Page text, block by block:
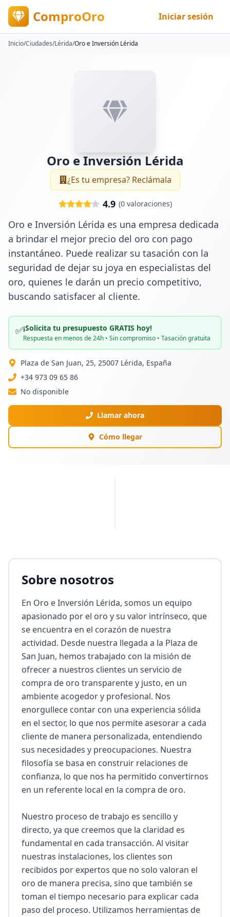
ComproOro Iniciar sesión
Inicio/Ciudades/Lérida/Oro e Inversión Lérida
Oro e Inversión Lérida
¿Es tu empresa? Reclámala
4.9 (0valoraciones)
Oro e Inversión Lérida es una empresa dedicada
a brindar el mejor precio del oro con pago
instantáneo. Puede realizar su tasación con la
seguridad de dejar su joya en especialistas del
oro, quienes le darán un precio competitivo,
buscando satisfacer al cliente.
✅¡Solicita tu presupuesto GRATIS hoy!
Respuesta en menos de 24h • Sin compromiso • Tasación gratuita
Plaza de San Juan, 25, 25007 Lérida, España
+34 973 09 65 86
No disponible
Llamar ahora
Cómo llegar
Sobre nosotros
En Oro e Inversión Lérida, somos un equipo
apasionado por el oro y su valor intrínseco, que
se encuentra en el corazón de nuestra
actividad. Desde nuestra llegada a la Plaza de
San Juan, hemos trabajado con la misión de
ofrecer a nuestros clientes un servicio de
compra de oro transparente y justo, en un
ambiente acogedor y profesional. Nos
enorgullece contar con una experiencia sólida
en el sector, lo que nos permite asesorar a cada
cliente de manera personalizada, entendiendo
sus necesidades y preocupaciones. Nuestra
filosofía se basa en construir relaciones de
confianza, lo que nos ha permitido convertirnos
en un referente local en la compra de oro.
Nuestro proceso de trabajo es sencillo y
directo, ya que creemos que la claridad es
fundamental en cada transacción. Al visitar
nuestras instalaciones, los clientes son
recibidos por expertos que no solo valoran el
oro de manera precisa, sino que también se
toman el tiempo necesario para explicar cada
paso del proceso. Utilizamos herramientas de